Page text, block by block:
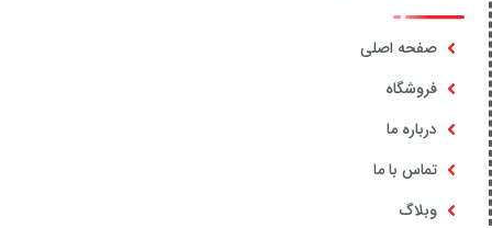
صفحه اصلی
فروشگاه
درباره ما
تماس با ما
وبلاگ